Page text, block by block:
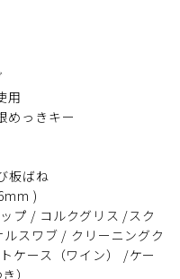
用
めっきキー
板ばね
)
プ / コルクグリス /スク
スワブ / クリーニングク
ケース（ワイン） /ケー
）